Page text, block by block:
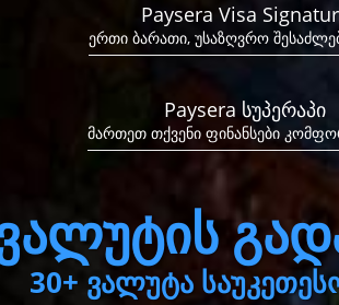
Paysera
თქვენი
ვალუტის გადაცვლა
30+ ვალუტა საუკეთესო
Paysera Visa
ერთი ბარათი, უსაზღვრო
Paysera სუპერაპი
მართეთ თქვენი ფინანსები
30+ ვალუტა